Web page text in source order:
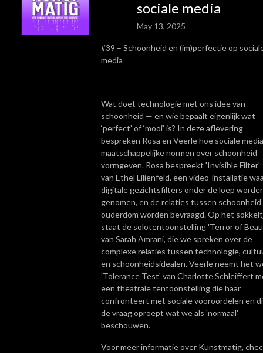
sociale media
May 13, 2025
#39 – Schoonheid en (im)perfectie op
media
Wat doet technologie met ons idee van
schoonheid — en wie bepaalt eigenlijk wat
‘perfect’ of ‘mooi’ is? In deze aflevering
bespreken Rosa en Veerle hoe sociale media
maatschappelijke normen over schoonheid
vormgeven. Rosa bespreekt 'Invisible Filter'
van Ethel Lilienfeld, een video-installatie
digitale gezichtsfilters onder de loep
genomen, en de relaties tussen schoonheid
ouderdom worden bevraagd. Op het
staat de solotentoonstelling 'Terror of
van Sarah Amrani, die we spreken over de
complexe relaties tussen technologie,
en schoonheidsidealen. Veerle neemt het
'Tolerance Test' van Charlotte Schleiffert
een theatrale tentoonstelling die haar
confronteert met sociale vooroordelen en
de vraag oproept wat we als 'normaal'
beschouwen.
Voor meer informatie over Kunstmatig,